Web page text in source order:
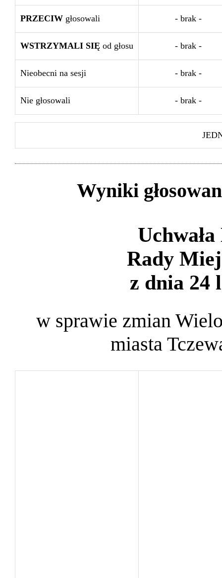
PRZECIW głosowali - brak -
WSTRZYMALI SIĘ od głosu - brak -
Nieobecni na sesji - brak -
Nie głosowali - brak -
Wyniki
Rady
z dnia 24
w sprawie zmian
miasta